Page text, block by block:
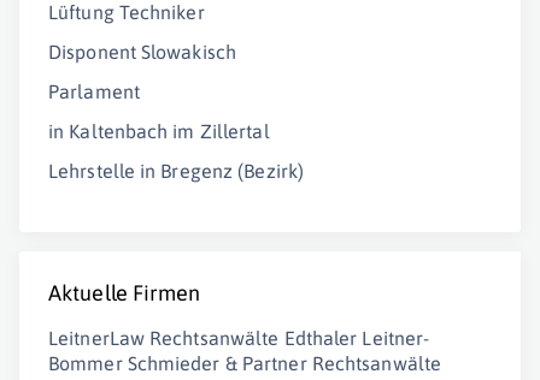
Lüftung Techniker
Disponent Slowakisch
Parlament
in Kaltenbach im Zillertal
Lehrstelle in Bregenz (Bezirk)
Aktuelle Firmen
LeitnerLaw Rechtsanwälte Edthaler Leitner-
Bommer Schmieder & Partner Rechtsanwälte